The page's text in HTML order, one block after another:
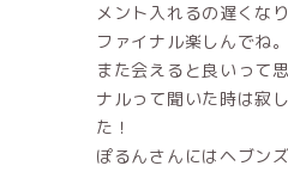
メント入れるの遅くなり
ファイナル楽しんでね。
また会えると良いって
ナルって聞いた時は寂
た！
ぽるんさんにはヘブン